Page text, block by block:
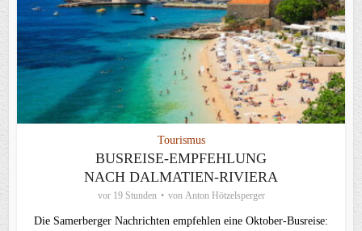
Tourismus
BUSREISE-EMPFEHLUNG
NACH DALMATIEN-RIVIERA
vor 19 Stunden von Anton Hötzelsperger
Die Samerberger Nachrichten empfehlen eine Oktober-Busreise: